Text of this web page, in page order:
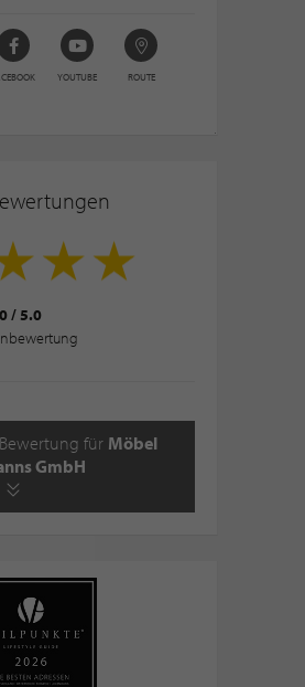
YOUTUBE ROUTE
/ 5.0
für Möbel
GmbH